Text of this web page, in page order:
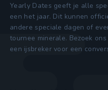
Yearly Dates geeft je alle
een het jaar. Dit kunnen
andere speciale dagen of
tournee minerale. Bezoek
een ijsbreker voor een